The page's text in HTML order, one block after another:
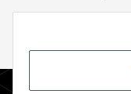
Newsletter Abonnieren